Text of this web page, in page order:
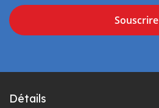
Souscrire
Détails